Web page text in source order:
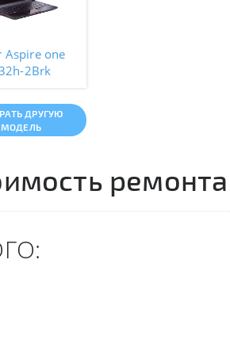
Aspire one
2Brk
ДРУГУЮ
МОДЕЛЬ
ремонта